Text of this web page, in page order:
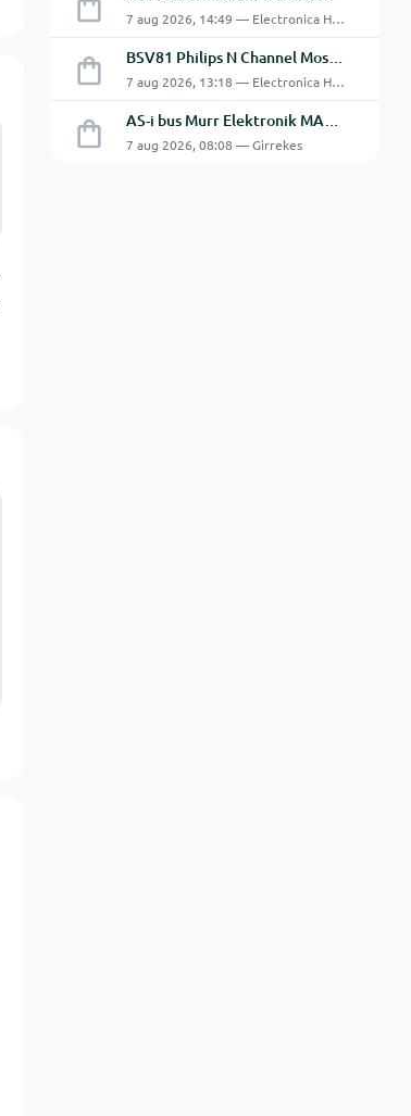
7 aug 2026, 14:49 — Electronica Hobbyist
BSV81 Philips N Channel Mosfet Transistors.
7 aug 2026, 13:18 — Electronica Hobbyist
AS-i bus Murr Elektronik MASI20 AS-Interface I/O-module 56440
7 aug 2026, 08:08 — Girrekes